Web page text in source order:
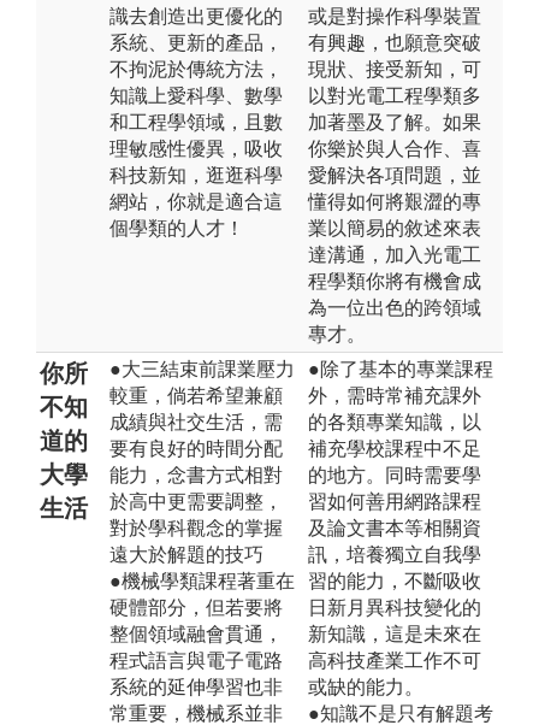
識去創造出更優化的
系統、更新的產品，
不拘泥於傳統方法，
知識上愛科學、數學
和工程學領域，且數
理敏感性優異，吸收
科技新知，逛逛科學
網站，你就是適合這
個學類的人才！
或是對操作科學裝置
有興趣，也願意突破
現狀、接受新知，可
以對光電工程學類多
加著墨及了解。如果
你樂於與人合作、喜
愛解決各項問題，並
懂得如何將艱澀的專
業以簡易的敘述來表
達溝通，加入光電工
程學類你將有機會成
為一位出色的跨領域
專才。
你所
不知
道的
大學
生活
●大三結束前課業壓力
較重，倘若希望兼顧
成績與社交生活，需
要有良好的時間分配
能力，念書方式相對
於高中更需要調整，
對於學科觀念的掌握
遠大於解題的技巧
●機械學類課程著重在
硬體部分，但若要將
整個領域融會貫通，
程式語言與電子電路
系統的延伸學習也非
常重要，機械系並非
●除了基本的專業課程
外，需時常補充課外
的各類專業知識，以
補充學校課程中不足
的地方。同時需要學
習如何善用網路課程
及論文書本等相關資
訊，培養獨立自我學
習的能力，不斷吸收
日新月異科技變化的
新知識，這是未來在
高科技產業工作不可
或缺的能力。
●知識不是只有解題考